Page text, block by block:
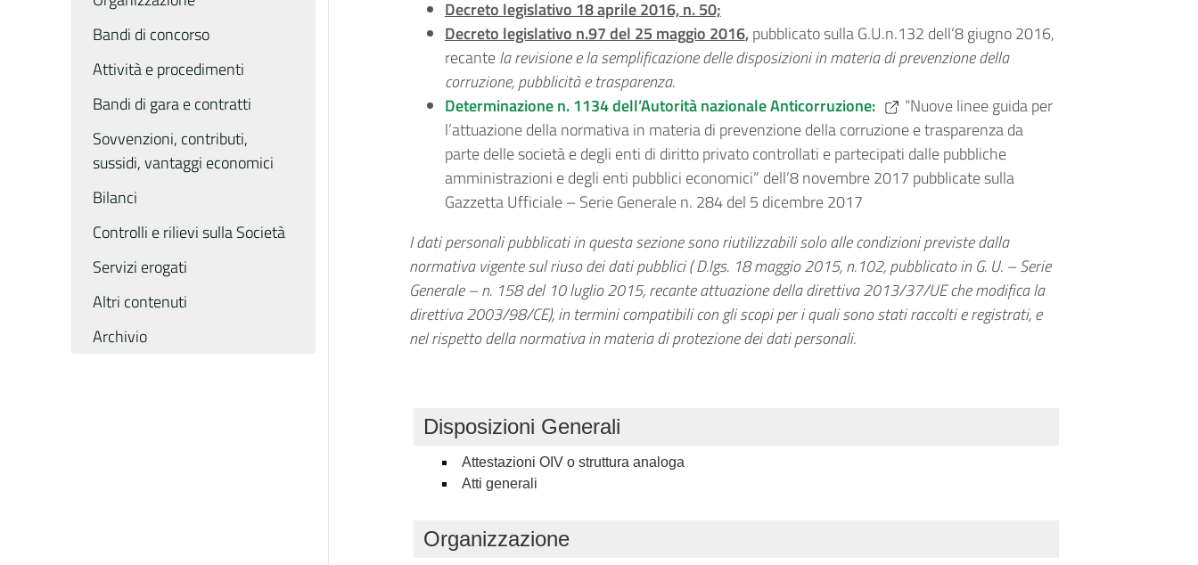
Bandi di concorso
Attività e procedimenti
Bandi di gara e contratti
Sovvenzioni, contributi,
sussidi, vantaggi economici
Bilanci
Controlli e rilievi sulla Società
Servizi erogati
Altri contenuti
Archivio
Decreto legislativo 18 aprile 2016, n. 50;
Decreto legislativo n.97 del 25 maggio 2016,pubblicato sulla G.U.n.132 dell’8 giugno 2016,
recantela revisione e la semplificazione delle disposizioni in materia di prevenzione della
corruzione, pubblicità e trasparenza.
Determinazione n. 1134 dell’Autorità nazionale Anticorruzione:
“Nuove linee guida per
l’attuazione della normativa in materia di prevenzione della corruzione e trasparenza da
parte delle società e degli enti di diritto privato controllati e partecipati dalle pubbliche
amministrazioni e degli enti pubblici economici” dell’8 novembre 2017 pubblicate sulla
Gazzetta Ufficiale – Serie Generale n. 284 del 5 dicembre 2017
I dati personali pubblicati in questa sezione sono riutilizzabili solo alle condizioni previste dalla
normativa vigente sul riuso dei dati pubblici ( D.lgs. 18 maggio 2015, n.102, pubblicato in G. U. – Serie
Generale – n. 158 del 10 luglio 2015, recante attuazione della direttiva 2013/37/UE che modifica la
direttiva 2003/98/CE), in termini compatibili con gli scopi per i quali sono stati raccolti e registrati, e
nel rispetto della normativa in materia di protezione dei dati personali.
Disposizioni Generali
Attestazioni OIV o struttura analoga
Atti generali
Organizzazione